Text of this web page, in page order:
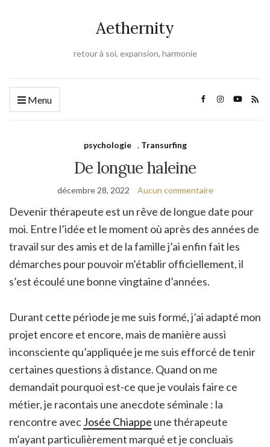
Aethernity
retour à soi, expansion, harmonie
Menu
psychologie , Transurfing
De longue haleine
décembre 28, 2022 Aucun commentaire
Devenir thérapeute est un rêve de longue date pour
moi. Entre l’idée et le moment où après des années de
travail sur des amis et de la famille j’ai enfin fait les
démarches pour pouvoir m’établir officiellement, il
s’est écoulé une bonne vingtaine d’années.
Durant cette période je me suis formé, j’ai adapté mon
projet encore et encore, mais de manière aussi
inconsciente qu’appliquée je me suis efforcé de tenir
certaines questions à distance. Quand on me
demandait pourquoi est-ce que je voulais faire ce
métier, je racontais une anecdote séminale : la
rencontre avecJosée Chiappe une thérapeute
m’ayant particulièrement marqué et je concluais